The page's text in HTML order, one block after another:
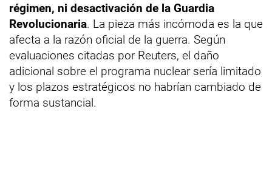
régimen, ni desactivación de la Guardia
Revolucionaria. La pieza más incómoda es la que
afecta a la razón oficial de la guerra. Según
evaluaciones citadas por Reuters, el daño
adicional sobre el programa nuclear sería limitado
y los plazos estratégicos no habrían cambiado de
forma sustancial.